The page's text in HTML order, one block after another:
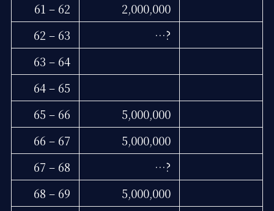
61 – 62
2,000,000
62 – 63
…?
63 – 64
64 – 65
65 – 66
5,000,000
66 – 67
5,000,000
67 – 68
…?
68 – 69
5,000,000